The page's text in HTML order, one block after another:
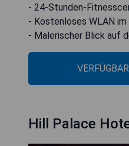
- 24-Stunden-
- Kostenloses WLAN
- Malerischer Blick auf
Hill Palace